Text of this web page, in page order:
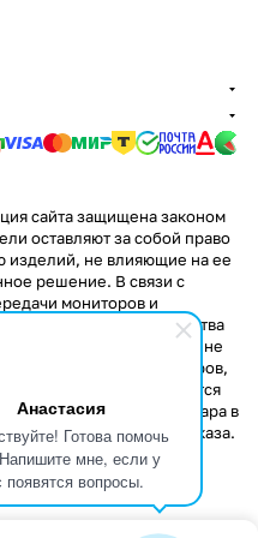
Анастасия
Готова помочь
мне, если у
появятся вопросы.
сайта защищена законом
оставляют за собой право
изделий, не влияющие на ее
решение. В связи с
мониторов и
некоторые свойства
продукции могут не
сайте. Стоимость товаров,
"Акция!" распространяется
заказа данного товара в
при оформлении заказа.